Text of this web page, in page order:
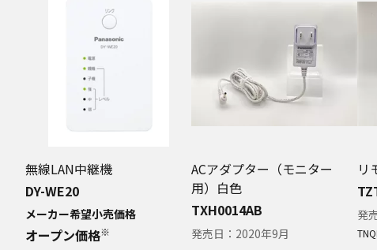
無線LAN中継機
DY-WE20
メーカー希望小売価格
オープン価格※
ACアダプター（モニター
用）白色
TXH0014AB
発売日： 2020年9月
リ
発